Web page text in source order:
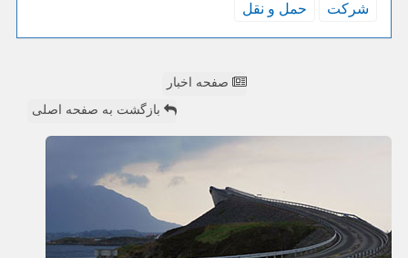
شركت
حمل و نقل
صفحه اخبار
بازگشت به صفحه اصلی